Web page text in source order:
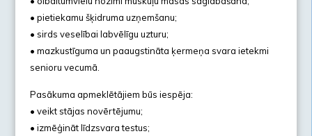
• pietiekamu šķidruma uzņemšanu;
• sirds veselībai labvēlīgu uzturu;
• mazkustīguma un paaugstināta ķermeņa svara ietekmi
senioru vecumā.
Pasākuma apmeklētājiem būs iespēja:
• veikt stājas novērtējumu;
• izmēģināt līdzsvara testus;